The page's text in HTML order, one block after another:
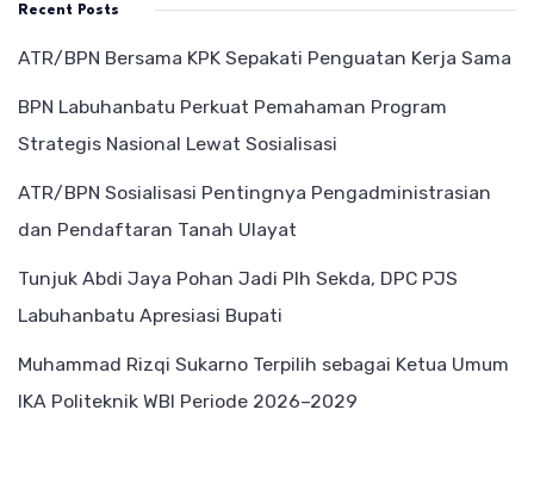
Recent Posts
ATR/BPN Bersama KPK Sepakati Penguatan Kerja Sama
BPN Labuhanbatu Perkuat Pemahaman Program
Strategis Nasional Lewat Sosialisasi
ATR/BPN Sosialisasi Pentingnya Pengadministrasian
dan Pendaftaran Tanah Ulayat
Tunjuk Abdi Jaya Pohan Jadi Plh Sekda, DPC PJS
Labuhanbatu Apresiasi Bupati
Muhammad Rizqi Sukarno Terpilih sebagai Ketua Umum
IKA Politeknik WBI Periode 2026–2029